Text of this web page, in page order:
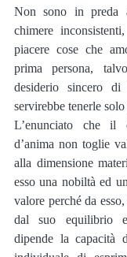
Non sono in preda
chimere
piacere cose che
prima persona,
desiderio sincero
servirebbe tenerle solo
L’enunciato che
d’anima non toglie
alla dimensione
esso una nobiltà ed
valore perché da
dal suo equilibrio
dipende la capacità